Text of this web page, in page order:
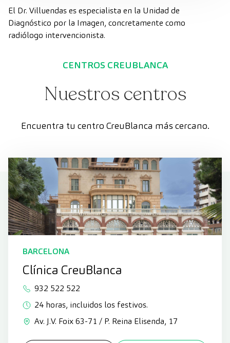
El Dr. Villuendas es especialista en la Unidad de
Diagnóstico por la Imagen, concretamente como
radiólogo intervencionista.
CENTROS CREUBLANCA
Nuestros centros
Encuentra tu centro CreuBlanca más cercano.
BARCELONA
Clínica CreuBlanca
932 522 522
24 horas, incluidos los festivos.
Av. J.V. Foix 63-71 / P. Reina Elisenda, 17